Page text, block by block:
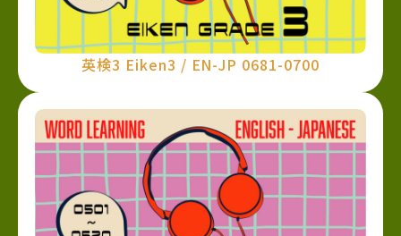
英検3 Eiken3 / EN-JP 0681-0700